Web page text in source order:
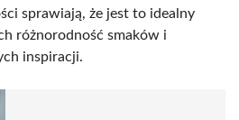
sprawiają, że jest to idealny
różnorodność smaków i
inspiracji.